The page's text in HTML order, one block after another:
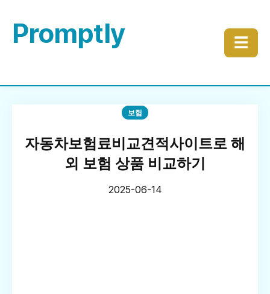
Promptly ☰
보험
자동차보험료비교견적사이트로 해
외 보험 상품 비교하기
2025-06-14